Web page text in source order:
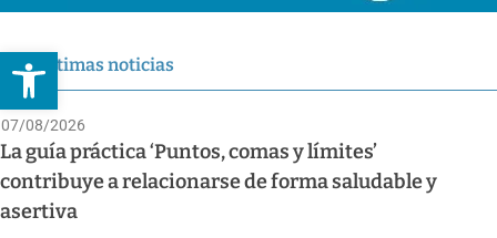
Abrir barra de herramientas
Últimas noticias
07/08/2026
La guía práctica ‘Puntos, comas y límites’
contribuye a relacionarse de forma saludable y
asertiva